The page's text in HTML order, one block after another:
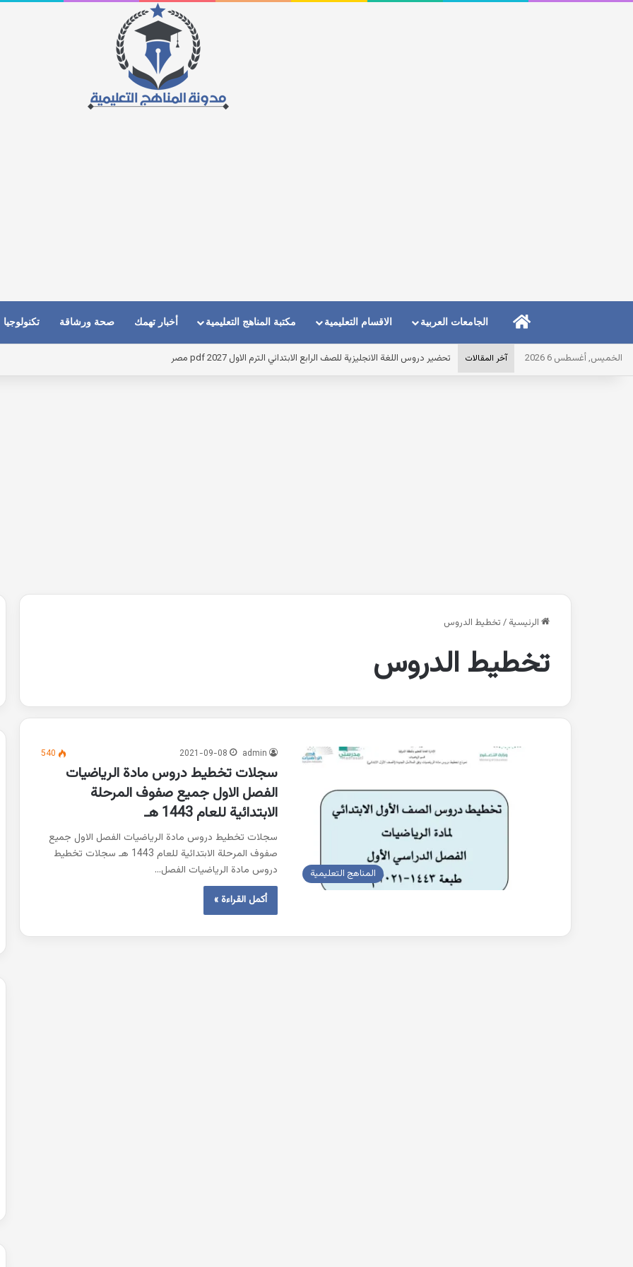
الرئيسيةالجامعات العربية الاقسام التعليمية مكتبة المناهج التعليمية أخبار تهمك صحة ورشاقة تكنولوجيا
الخميس, أغسطس 6 2026 آخر المقالات أقوى مذكرة ماث math للصف الاول الابتدائى لغات الترم الاول pdf 2027 مصر
الرئيسية / تخطيط الدروس
تخطيط الدروس
المناهج التعليمية
admin
2021-09-08
540
سجلات تخطيط دروس مادة الرياضيات
الفصل الاول جميع صفوف المرحلة
الابتدائية للعام 1443 هـ
سجلات تخطيط دروس مادة الرياضيات الفصل الاول جميع
صفوف المرحلة الابتدائية للعام 1443 هـ سجلات تخطيط
دروس مادة الرياضيات الفصل…
أكمل القراءة »